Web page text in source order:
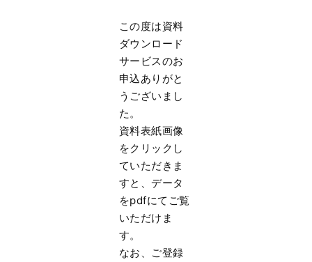
この度は資料
ダウンロード
サービスのお
申込ありがと
うございまし
た。
資料表紙画像
をクリックし
ていただきま
すと、 データ
をpdfにてご覧
いただけま
す。
なお、 ご登録